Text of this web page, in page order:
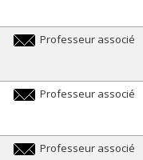
Professeur associé
Professeur associé
Professeur associé